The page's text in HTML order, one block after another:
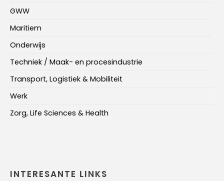
GWW
Maritiem
Onderwijs
Techniek / Maak- en procesindustrie
Transport, Logistiek & Mobiliteit
Werk
Zorg, Life Sciences & Health
INTERESANTE LINKS